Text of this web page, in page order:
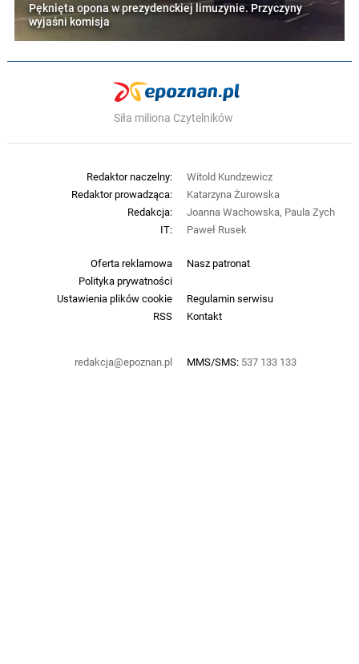
Pęknięta opona w prezydenckiej limuzynie. Przyczyny
wyjaśni komisja
Siła miliona Czytelników
Oferta reklamowa
Nasz patronat
Polityka prywatności
Ustawienia plików cookie
Regulamin serwisu
RSS
Kontakt
redakcja@epoznan.pl MMS/SMS: 537 133 133
Redaktor naczelny:
Witold Kundzewicz
Redaktor prowadząca:
Katarzyna Żurowska
Redakcja:
Joanna Wachowska, Paula Zych
IT:
Paweł Rusek